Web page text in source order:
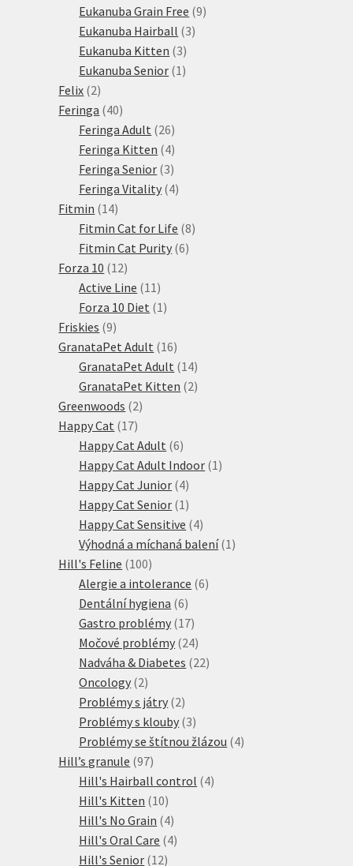
produktů
Eukanuba Grain Free 99
Eukanuba Hairball 33
Eukanuba Kitten 33
produkty
Eukanuba Senior 1 1
Felix 22
produkty
Feringa 4040
produktů
Feringa Adult 2626
produktů
Feringa Kitten 44
produkty
Feringa Senior 33
produkty
Feringa Vitality 44
Fitmin 1414
produktů
Fitmin Cat for Life 88
Fitmin Cat Purity 66
Forza 10 1212
produktů
Active Line 11 11
produktů
Forza 10 Diet 1 1
Friskies 99
produktů
GranataPet Adult 1616
produktů
GranataPet Adult 1414
produktů
GranataPet Kitten 22
Greenwoods 22
Happy Cat 1717
produktů
Happy Cat Adult 66
produktů
Happy Cat Adult Indoor 1 1
Happy Cat Junior 44
produkty
Happy Cat Senior 1 1
produkt
Happy Cat Sensitive 44
produkty
Výhodná a míchaná balení 1 1
Hill's Feline 100100
produktů
Alergie a intolerance 66
Dentální hygiena 66
produktů
Gastro problémy 1717
produktů
Močové problémy 2424
produktů
Nadváha & Diabetes 2222
Oncology 22
produkty
Problémy s játry 22
produkty
Problémy s klouby 33
produkty
Problémy se štítnou žlázou 44
Hill’s granule 9797
produktů
Hill's Hairball control 44
Hill's Kitten 1010
produktů
Hill's No Grain 44
produkty
Hill's Oral Care 44
Hill's Senior 1212